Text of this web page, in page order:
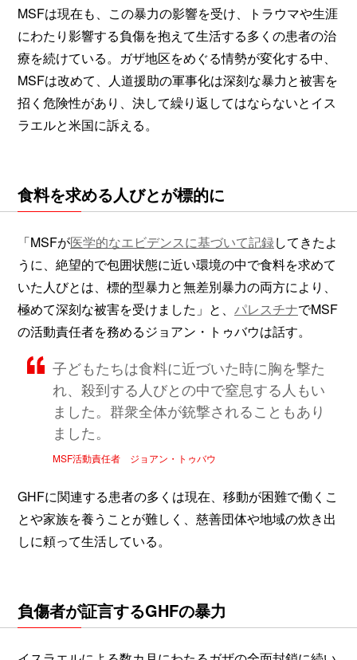
MSFは現在も、この暴力の影響を受け、トラウマや生涯
にわたり影響する負傷を抱えて生活する多くの患者の治
療を続けている。ガザ地区をめぐる情勢が変化する中、
MSFは改めて、人道援助の軍事化は深刻な暴力と被害を
招く危険性があり、決して繰り返してはならないとイス
ラエルと米国に訴える。
食料を求める人びとが標的に
「MSFが医学的なエビデンスに基づいて記録してきたよ
うに、絶望的で包囲状態に近い環境の中で食料を求めて
いた人びとは、標的型暴力と無差別暴力の両方により、
極めて深刻な被害を受けました」と、 パレスチナでMSF
の活動責任者を務めるジョアン・トゥバウは話す。
子どもたちは食料に近づいた時に胸を撃た
れ、殺到する人びとの中で窒息する人もい
ました。群衆全体が銃撃されることもあり
ました。
MSF活動責任者 ジョアン・トゥバウ
GHFに関連する患者の多くは現在、移動が困難で働くこ
とや家族を養うことが難しく、慈善団体や地域の炊き出
しに頼って生活している。
負傷者が証言するGHFの暴力